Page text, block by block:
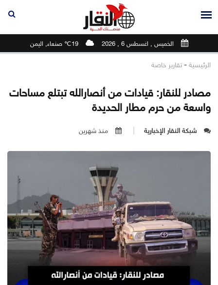
الخميس , اغسطس 6 , 2026 19℃ صنعاء, اليمن
الرئيسية - تقارير خاصة
مصادر للنقار: قيادات من أنصارالله تبتلع مساحات
واسعة من حرم مطار الحديدة
شبكة النقار الإخبارية منذ شهرين